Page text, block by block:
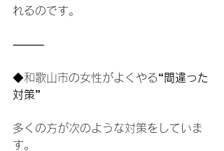
れるのです。
⸻
◆和歌山市の女性がよくやる“間違った
対策”
多くの方が次のような対策をしていま
す。